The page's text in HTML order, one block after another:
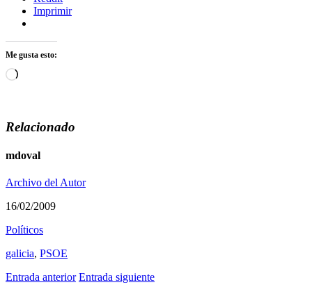
Imprimir
Me gusta esto:
Cargando...
Relacionado
mdoval
Archivo del Autor
16/02/2009
Polí­ticos
galicia, PSOE
Entrada anterior Entrada siguiente